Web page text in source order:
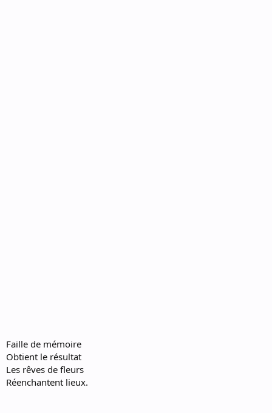
Faille de mémoire
Obtient le résultat
Les rêves de fleurs
Réenchantent lieux.